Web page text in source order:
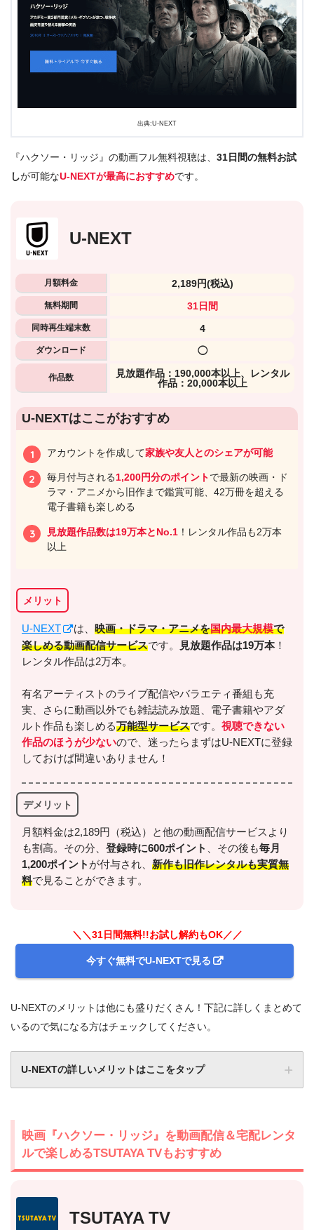
出典:U-NEXT
『ハクソー・リッジ』の動画フル無料視聴は、 31日間の無料お試
しが可能なU-NEXTが最高におすすめです。
U-NEXT
月額料金 2,189円(税込)
無料期間 31日間
同時再生端末数 4
ダウンロード ◯
作品数
⾒放題作品：190,000本以上、レンタル
作品：20,000本以上
U-NEXTはここがおすすめ
アカウントを作成して家族や友人とのシェアが可能
毎月付与される1,200円分のポイントで最新の映画・ド
ラマ・アニメから旧作まで鑑賞可能、42万冊を超える
電子書籍も楽しめる
見放題作品数は19万本とNo.1 ！レンタル作品も2万本
以上
メリット
U-NEXT は、 映画・ドラマ・アニメを国内最大規模で
楽しめる動画配信サービスです。 見放題作品は19万本 ！
レンタル作品は2万本。
有名アーティストのライブ配信やバラエティ番組も充
実、さらに動画以外でも雑誌読み放題、電子書籍やアダ
ルト作品も楽しめる万能型サービスです。 視聴できない
作品のほうが少ないので、迷ったらまずはU-NEXTに登録
しておけば間違いありません！
デメリット
月額料金は2,189円（税込）と他の動画配信サービスより
も割高。その分、 登録時に600ポイント 、その後も毎月
1,200ポイント が付与され、 新作も旧作レンタルも実質無
料で見ることができます。
＼＼31日間無料!!お試し解約もOK／／
今すぐ無料でU-NEXTで見る
U-NEXTのメリットは他にも盛りだくさん！下記に詳しくまとめて
いるので気になる方はチェックしてください。
U-NEXTの詳しいメリットはここをタップ
映画『ハクソー・リッジ』を動画配信＆宅配レンタ
ルで楽しめるTSUTAYA TVもおすすめ
TSUTAYA TV